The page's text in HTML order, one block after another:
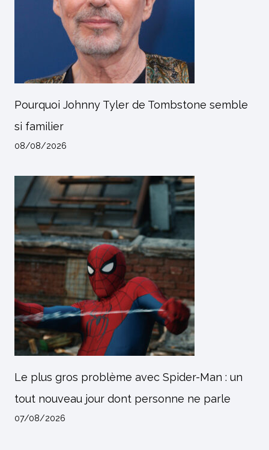
Pourquoi Johnny Tyler de Tombstone semble
si familier
08/08/2026
Le plus gros problème avec Spider-Man : un
tout nouveau jour dont personne ne parle
07/08/2026